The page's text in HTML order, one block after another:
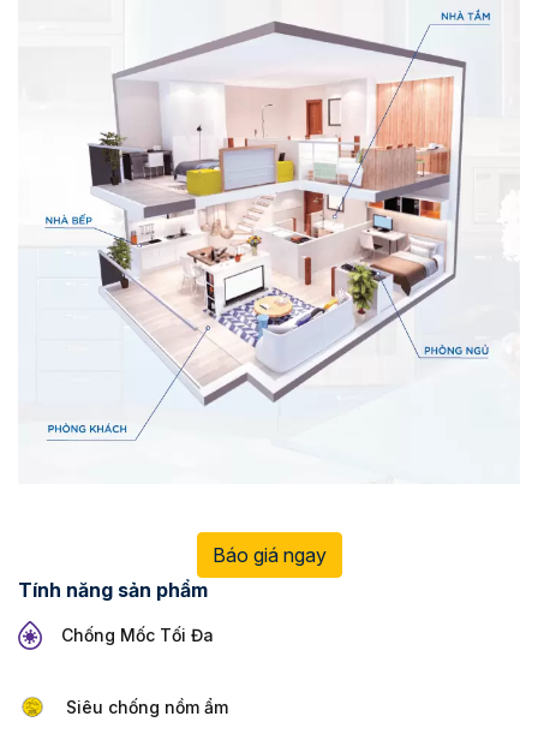
Báo giá ngay
Tính năng sản phẩm
Chống Mốc Tối Đa
Siêu chống nồm ẩm